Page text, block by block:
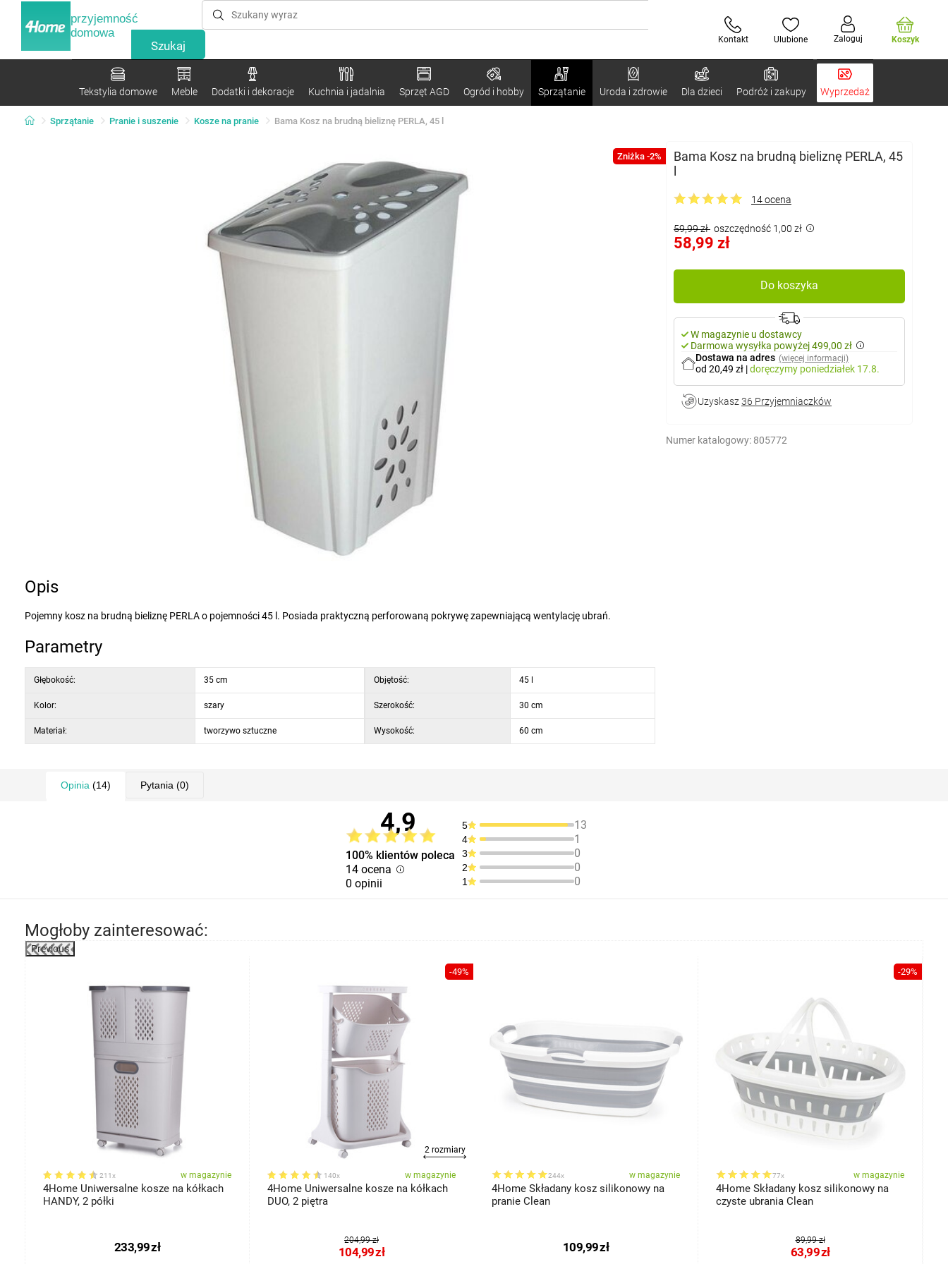
przyjemność
domowa
Kontakt Ulubione Zaloguj Koszyk
Tekstylia domowe Meble Dodatki i dekoracje Kuchnia i jadalnia Sprzęt AGD Ogród i hobby Sprzątanie Uroda i zdrowie Dla dzieci Podróż i zakupy Wyprzedaż
Sprzątanie Pranie i suszenie Kosze na pranie Bama Kosz na brudną bieliznę PERLA, 45 l
Zniżka -2%
Bama Kosz na brudną bieliznę PERLA, 45
14 ocena
59,99 zł oszczędność 1,00 zł
58,99 zł
Do koszyka
W magazynie u dostawcy
Darmowa wysyłka powyżej 499,00 zł
Dostawa na adres (więcej informacji)
od 20,49 zł |doręczymy poniedziałek 17.8.
Uzyskasz 36 Przyjemniaczków
Numer katalogowy: 805772
Opis
Pojemny kosz na brudną bieliznę PERLA o pojemności 45 l. Posiada praktyczną perforowaną pokrywę zapewniającą wentylację ubrań.
Parametry
Głębokość: 35 cm
Kolor: szary
Materiał: tworzywo sztuczne
Objętość: 45 l
Szerokość: 30 cm
Wysokość: 60 cm
Opinia (14) Pytania (0)
4,9
100% klientów poleca
14 ocena
0 opinii
5 13
4 1
3 0
2 0
1 0
Mogłoby zainteresować:
Previous
211x w magazynie
4Home Uniwersalne kosze na kółkach
HANDY, 2 półki
233,99zł
-49%
2 rozmiary
140x w magazynie
4Home Uniwersalne kosze na kółkach
DUO, 2 piętra
204,99 zł
104,99zł
244x w magazynie
4Home Składany kosz silikonowy na
pranie Clean
109,99zł
-29%
77x w magazynie
4Home Składany kosz silikonowy na
czyste ubrania Clean
89,99 zł
63,99zł